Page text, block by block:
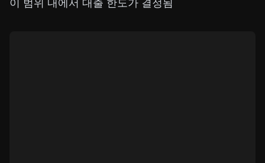
이 범위 내에서 대출 한도가 결정됨